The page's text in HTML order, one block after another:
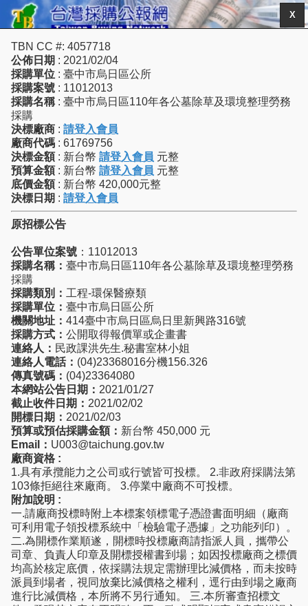
X
TBN CC #: 4057718
公佈日期 : 2021/02/04
採購單位 : 臺中市烏日區公所
採購案號 : 11012013
採購名稱 : 臺中市烏日區110年各公墓除草及環境整理勞務
採購
決標廠商 : 請登入會員
廠商代碼 : 61769756
決標金額 : 新台幣 請登入會員 元整
預算金額 : 新台幣 請登入會員 元整
底價金額 : 新台幣 420,000元整
決標日期 : 請登入會員
原招標公告
公告單位案號 ：11012013
採購名稱： 臺中市烏日區110年各公墓除草及環境整理勞務
採購
採購類別： 工程-環保醫療類
採購單位： 臺中市烏日區公所
機關地址： 414臺中市烏日區烏日里新興路316號
採購方式： 公開取得報價單或企畫書
連絡人： 民政課洪先生.秘書室林小姐
連絡人電話： (04)23368016分機156.326
傳真號碼： (04)23364080
本網站公告日期： 2021/01/27
截止收件日期： 2021/02/02
開標日期： 2021/02/03
預算或預估採購金額： 新台幣 450,000 元
Email： U003@taichung.gov.tw
廠商資格 :
1.具有承攬能力之公司或行號皆可投標。 2.非政府採購法第
103條拒絕往來廠商。 3.停業中廠商不可投標。
附加說明 :
一.請廠商投標時附上本標案領標電子憑證書面明細（廠商
可利用電子領投標系統中「檢驗電子憑據」之功能列印）。
二.為開標作業順遂，開標時投標廠商請指派人員，攜帶公
司章、負責人印章及開標授權書到場；如因投標廠商之標價
均高於核定底價，依採購法規定需辦理比減價格，而未按時
派員到場者，視同放棄比減價格之權利，逕行由到場之廠商
進行比減價格，本所將不另行通知。 三.本所審查招標文